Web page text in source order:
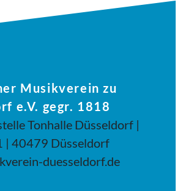
Musikverein zu
e.V. gegr. 1818
Tonhalle Düsseldorf |
| 40479 Düsseldorf
duesseldorf.de